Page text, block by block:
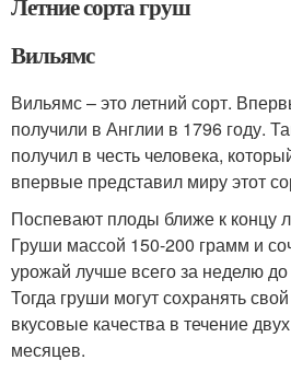
Вильямс
Вильямс – это летний сорт.
получили в Англии в 1796 году.
получил в честь человека,
впервые представил миру этот
Поспевают плоды ближе к концу
Груши массой 150-200 грамм и
урожай лучше всего за неделю
Тогда груши могут сохранять
вкусовые качества в течение
месяцев.